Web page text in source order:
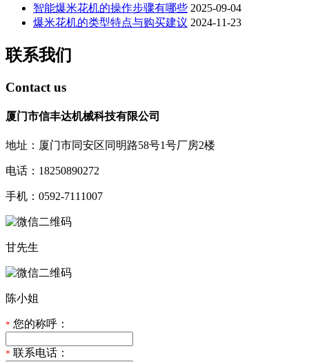
智能爆米花机的操作步骤有哪些 2025-09-04
爆米花机的类型特点与购买建议 2024-11-23
联系我们
Contact us
厦门市信丰达机械科技有限公司
地址：厦门市同安区同明路58号1号厂房2楼
电话：18250890272
手机：0592-7111007
甘先生
陈小姐
* 您的称呼：
* 联系电话：